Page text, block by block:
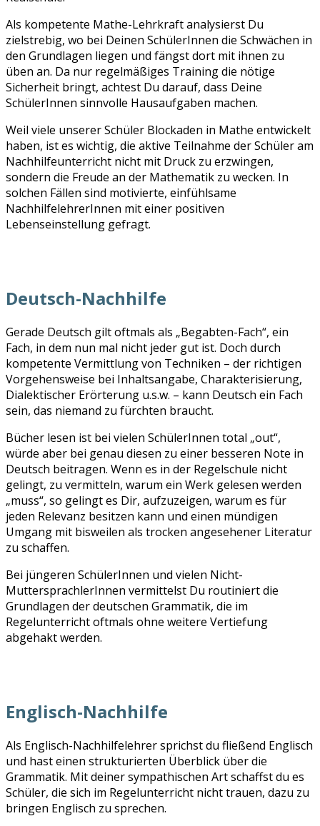
Als kompetente Mathe-Lehrkraft analysierst Du
zielstrebig, wo bei Deinen SchülerInnen die Schwächen in
den Grundlagen liegen und fängst dort mit ihnen zu
üben an. Da nur regelmäßiges Training die nötige
Sicherheit bringt, achtest Du darauf, dass Deine
SchülerInnen sinnvolle Hausaufgaben machen.
Weil viele unserer Schüler Blockaden in Mathe entwickelt
haben, ist es wichtig, die aktive Teilnahme der Schüler am
Nachhilfeunterricht nicht mit Druck zu erzwingen,
sondern die Freude an der Mathematik zu wecken. In
solchen Fällen sind motivierte, einfühlsame
NachhilfelehrerInnen mit einer positiven
Lebenseinstellung gefragt.
Deutsch-Nachhilfe
Gerade Deutsch gilt oftmals als „Begabten-Fach“, ein
Fach, in dem nun mal nicht jeder gut ist. Doch durch
kompetente Vermittlung von Techniken – der richtigen
Vorgehensweise bei Inhaltsangabe, Charakterisierung,
Dialektischer Erörterung u.s.w. – kann Deutsch ein Fach
sein, das niemand zu fürchten braucht.
Bücher lesen ist bei vielen SchülerInnen total „out“,
würde aber bei genau diesen zu einer besseren Note in
Deutsch beitragen. Wenn es in der Regelschule nicht
gelingt, zu vermitteln, warum ein Werk gelesen werden
„muss“, so gelingt es Dir, aufzuzeigen, warum es für
jeden Relevanz besitzen kann und einen mündigen
Umgang mit bisweilen als trocken angesehener Literatur
zu schaffen.
Bei jüngeren SchülerInnen und vielen Nicht-
MuttersprachlerInnen vermittelst Du routiniert die
Grundlagen der deutschen Grammatik, die im
Regelunterricht oftmals ohne weitere Vertiefung
abgehakt werden.
Englisch-Nachhilfe
Als Englisch-Nachhilfelehrer sprichst du fließend Englisch
und hast einen strukturierten Überblick über die
Grammatik. Mit deiner sympathischen Art schaffst du es
Schüler, die sich im Regelunterricht nicht trauen, dazu zu
bringen Englisch zu sprechen.